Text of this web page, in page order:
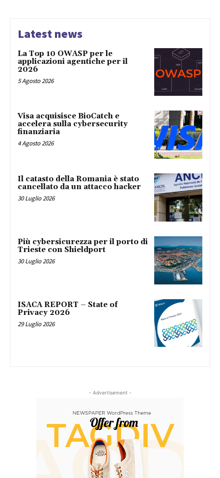
Latest news
La Top 10 OWASP per le
applicazioni agentiche per il
2026
5 Agosto 2026
Visa acquisisce BioCatch e
accelera sulla cybersecurity
finanziaria
4 Agosto 2026
Il catasto della Romania è stato
cancellato da un attacco hacker
30 Luglio 2026
Più cybersicurezza per il porto di
Trieste con Shieldport
30 Luglio 2026
ISACA REPORT – State of
Privacy 2026
29 Luglio 2026
- Advertisement -